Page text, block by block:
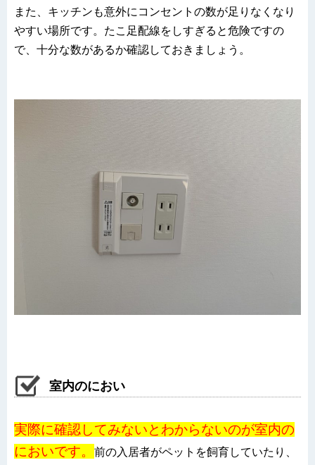
また、キッチンも意外にコンセントの数が足りなくなり
やすい場所です。たこ足配線をしすぎると危険ですの
で、十分な数があるか確認しておきましょう。
室内のにおい
実際に確認してみないとわからないのが室内の
においです。
前の入居者がペットを飼育していたり、